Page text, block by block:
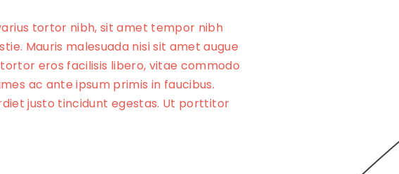
tortor nibh, sit amet tempor nibh
Mauris malesuada nisi sit amet augue
eros facilisis libero, vitae commodo
ac ante ipsum primis in faucibus.
justo tincidunt egestas. Ut porttitor